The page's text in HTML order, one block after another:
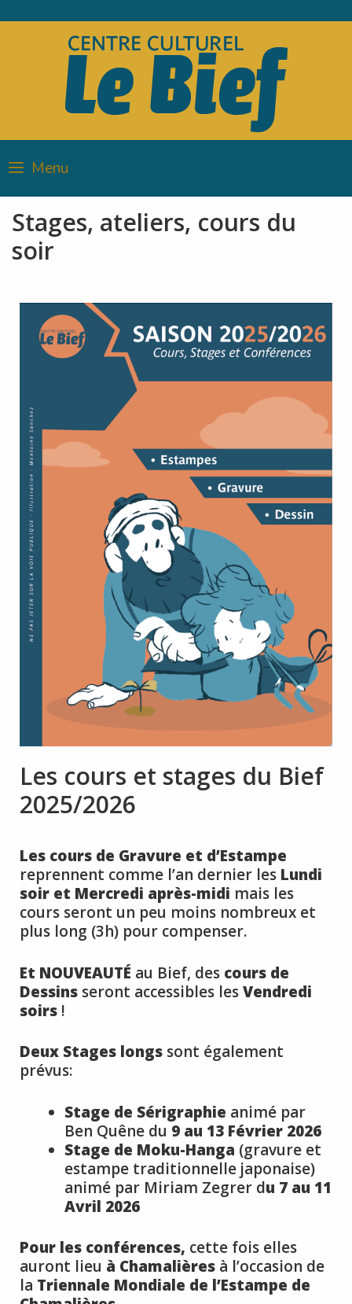
to
Menu
Stages, ateliers, cours du
soir
Les cours et stages du Bief
2025/2026
reprennent comme l’an dernier les Lundi
soir et Mercredi après-midi mais les
cours seront un peu moins nombreux et
plus long (3h) pour compenser.
Et NOUVEAUTÉ au Bief, des cours de
Dessins seront accessibles lesVendredi
soirs !
Deux Stages longs sont également
prévus:
Stage de Sérigraphie animé par
Ben Quêne du 9 au 13 Février 2026
Stage de Moku-Hanga (gravure et
estampe traditionnelle japonaise)
animé par Miriam Zegrer du 7 au 11
Avril 2026
Pour les conférences, cette fois elles
auront lieu à Chamalières à l’occasion de
la Triennale Mondiale de l’Estampe de